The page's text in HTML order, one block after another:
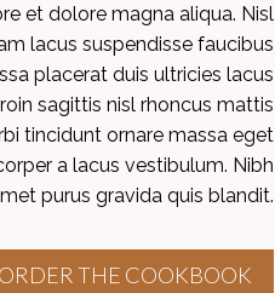
et dolore magna aliqua. Nisl
lacus suspendisse faucibus
placerat duis ultricies lacus
sagittis nisl rhoncus mattis
tincidunt ornare massa eget
a lacus vestibulum. Nibh
purus gravida quis blandit.
THE COOKBOOK